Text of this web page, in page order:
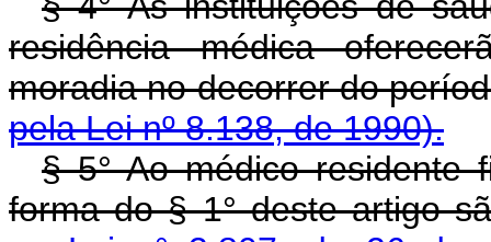
residência médica
moradia no decorrer do
pela Lei nº 8.138, de 1990).
§ 5° Ao médico residente
forma do § 1° deste artigo